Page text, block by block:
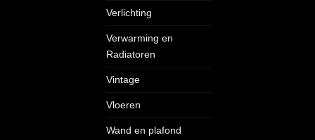
Verlichting
Verwarming en
Radiatoren
Vintage
Vloeren
Wand en plafond